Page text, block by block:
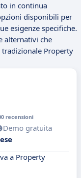
in continua
disponibili per
esigenze specifiche.
alternativi che
Property
recensioni
Demo gratuita
a Property